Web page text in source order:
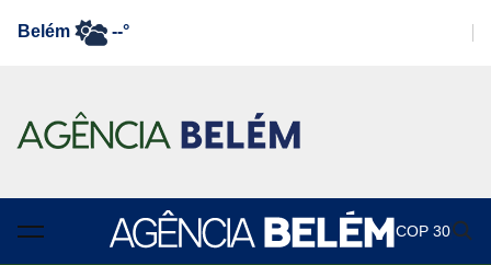
Belém --°
COP 30